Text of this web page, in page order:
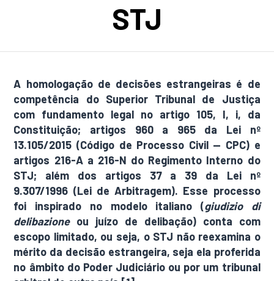
STJ
A homologação de decisões estrangeiras é de
competência do Superior Tribunal de Justiça
com fundamento legal no artigo 105, I, i, da
Constituição; artigos 960 a 965 da Lei nº
13.105/2015 (Código de Processo Civil — CPC) e
artigos 216-A a 216-N do Regimento Interno do
STJ; além dos artigos 37 a 39 da Lei nº
9.307/1996 (Lei de Arbitragem). Esse processo
foi inspirado no modelo italiano (giudizio di
delibazioneou juízo de delibação) conta com
escopo limitado, ou seja, o STJ não reexamina o
mérito da decisão estrangeira, seja ela proferida
no âmbito do Poder Judiciário ou por um tribunal